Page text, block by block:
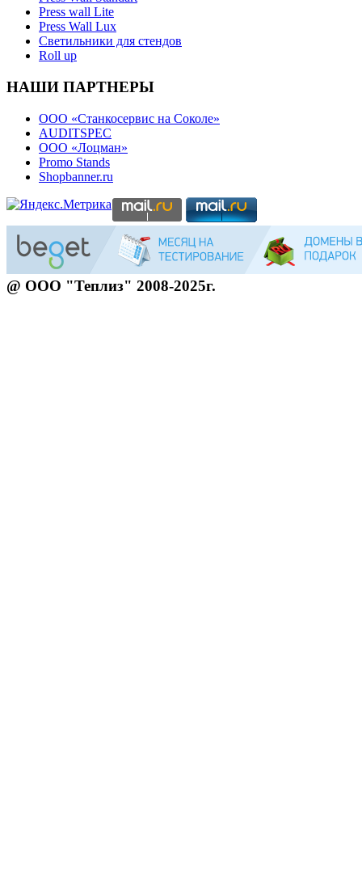
Press wall Lite
Press Wall Lux
Светильники для стендов
Roll up
НАШИ ПАРТНЕРЫ
ООО «Станкосервис на Соколе»
AUDITSPEC
ООО «Лоцман»
Promo Stands
Shopbanner.ru
@ ООО "Теплиз" 2008-2025г.